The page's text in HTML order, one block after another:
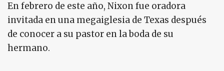
En febrero de este año, Nixon fue oradora
invitada en una megaiglesia de Texas después
de conocer a su pastor en la boda de su
hermano.